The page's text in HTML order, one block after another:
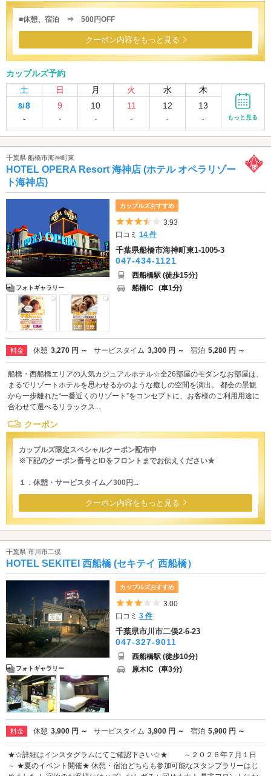
■休憩、宿泊 ⇒ 500円OFF
クーポン内容をもっと見る
カップルズ予約
土
日 月 火 水 木
8/8
-
9
-
10
-
11
-
12
-
13
-
もっと見る
千葉県 船橋市海神町東
HOTEL OPERA Resort 海神店 (ホテル オペラリゾー
ト海神店)
フォトギャラリー
カップルズおすすめ
5つ星のうち3.5
3.93
口コミ14 件
千葉県船橋市海神町東1-1005-3
047-434-1121
西船橋駅 (徒歩15分)
船橋IC (車1分)
料金 休憩 3,270 円 ～ サービスタイム 3,300 円 ～ 宿泊 5,280 円 ～
船橋・西船橋エリアの人気カジュアルホテル☆全26部屋のモダンなお部屋は、
まるでリゾートホテルを思わせるかのような癒しの空間を演出。 都会の景観
から一歩離れた“一番近くのリゾート”をコンセプトに、お客様のご利用用途に
合わせて選べるリラックス...
クーポン
カップルズ限定スペシャルクーポン配布中
※下記のクーポン番号とIDをフロントまでお伝えください★
１．休憩・サービスタイム／300円...
クーポン内容をもっと見る
千葉県 市川市二俣
HOTEL SEKITEI 西船橋 (セキテイ 西船橋）
フォトギャラリー
カップルズおすすめ
5つ星のうち3
3.00
口コミ3 件
千葉県市川市二俣2-6-23
047-327-9011
西船橋駅 (徒歩10分)
原木IC (車3分)
料金 休憩 3,900 円 ～ サービスタイム 3,900 円 ～ 宿泊 5,900 円 ～
★☆詳細はインスタグラムにてご確認下さい☆★ ～２０２６年７月１日
～ ★夏のイベント開催★ 休憩・宿泊どちらも参加可能なスタンプラリーはじ